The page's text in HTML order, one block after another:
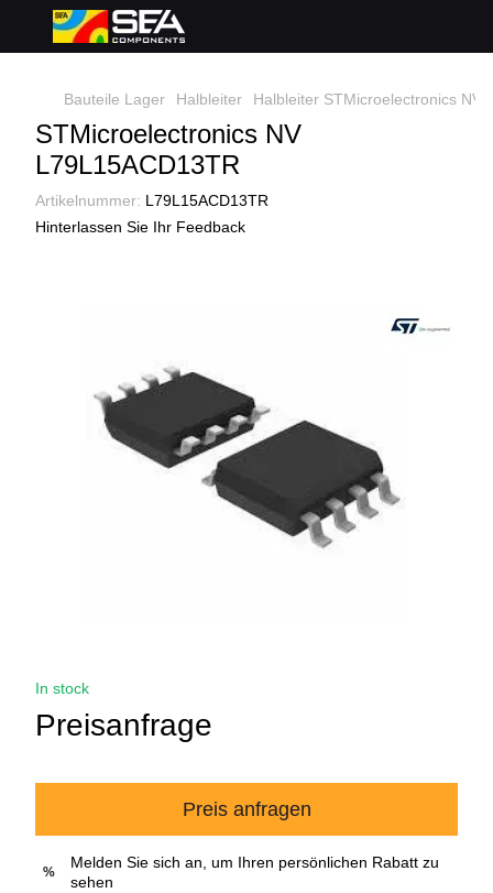
Bauteile Lager Halbleiter Halbleiter STMicroelectronics NV
STMicroelectronics NV
L79L15ACD13TR
Artikelnummer: L79L15ACD13TR
Hinterlassen Sie Ihr Feedback
In stock
Preisanfrage
Preis anfragen
%
Melden Sie sich an, um Ihren persönlichen Rabatt zu
sehen